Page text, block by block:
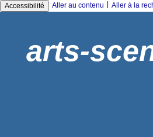
Accessibilité Aller au contenu Aller à la
arts-